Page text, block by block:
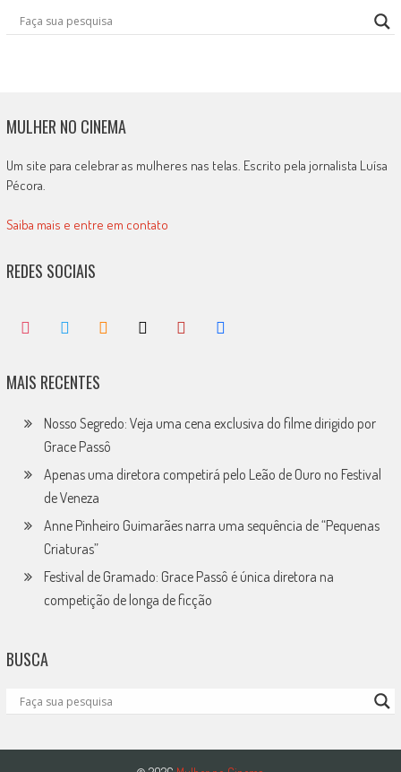
MULHER NO CINEMA
Um site para celebrar as mulheres nas telas. Escrito pela jornalista Luísa
Pécora.
Saiba mais e entre em contato
REDES SOCIAIS
MAIS RECENTES
Nosso Segredo: Veja uma cena exclusiva do filme dirigido por
Grace Passô
Apenas uma diretora competirá pelo Leão de Ouro no Festival
de Veneza
Anne Pinheiro Guimarães narra uma sequência de “Pequenas
Criaturas”
Festival de Gramado: Grace Passô é única diretora na
competição de longa de ficção
BUSCA